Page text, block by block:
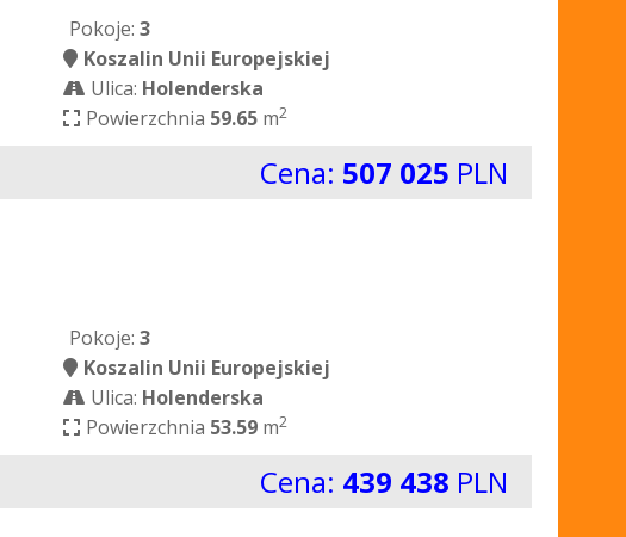
Pokoje: 3
Koszalin Unii Europejskiej
Ulica: Holenderska
Powierzchnia 59.65m2
Cena: 507 025 PLN
Pokoje: 3
Koszalin Unii Europejskiej
Ulica: Holenderska
Powierzchnia 53.59m2
Cena: 439 438 PLN